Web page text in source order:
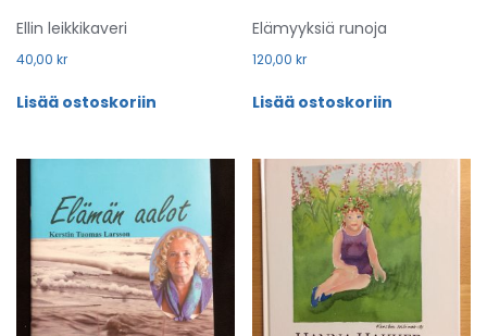
Ellin leikkikaveri
40,00 kr
Lisää ostoskoriin
Elämyyksiä runoja
120,00kr
Lisää ostoskoriin